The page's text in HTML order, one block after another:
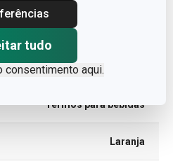
tudo
consentimento aqui.
Termos para bebidas
Laranja